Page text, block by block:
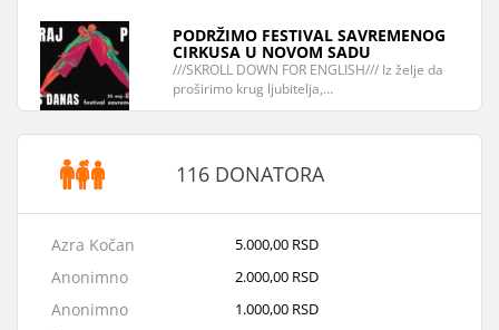
PODRŽIMO FESTIVAL SAVREMENOG
CIRKUSA U NOVOM SADU
///SKROLL DOWN FOR ENGLISH/// Iz želje da
proširimo krug ljubitelja,…
116 DONATORA
Azra Kočan 5.000,00 RSD
Anonimno 2.000,00 RSD
Anonimno 1.000,00 RSD